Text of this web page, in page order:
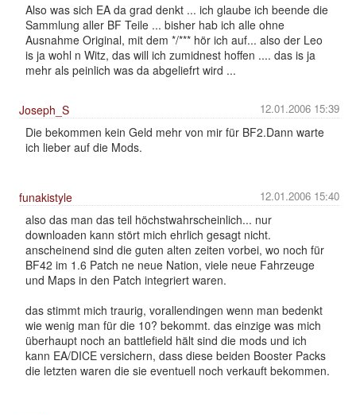
Also was sich EA da grad denkt ... ich glaube ich beende die
Sammlung aller BF Teile ... bisher hab ich alle ohne
Ausnahme Original, mit dem */*** hör ich auf... also der Leo
is ja wohl n Witz, das will ich zumidnest hoffen .... das is ja
mehr als peinlich was da abgeliefrt wird ...
12.01.2006 15:39
Joseph_S
Die bekommen kein Geld mehr von mir für BF2.Dann warte
ich lieber auf die Mods.
12.01.2006 15:40
funakistyle
also das man das teil höchstwahrscheinlich... nur
downloaden kann stört mich ehrlich gesagt nicht.
anscheinend sind die guten alten zeiten vorbei, wo noch für
BF42 im 1.6 Patch ne neue Nation, viele neue Fahrzeuge
und Maps in den Patch integriert waren.
das stimmt mich traurig, vorallendingen wenn man bedenkt
wie wenig man für die 10? bekommt. das einzige was mich
überhaupt noch an battlefield hält sind die mods und ich
kann EA/DICE versichern, dass diese beiden Booster Packs
die letzten waren die sie eventuell noch verkauft bekommen.